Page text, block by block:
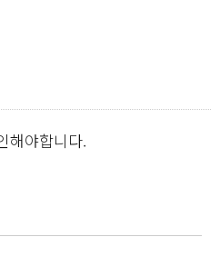
해야합니다.